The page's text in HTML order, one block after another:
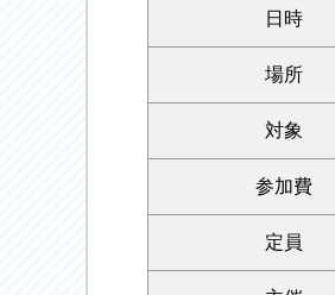
日時
場所
対象
参加費
定員